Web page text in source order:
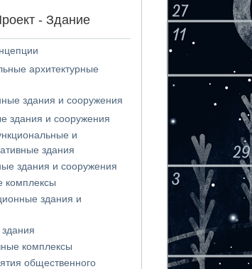
- Здание
архитектурные
здания и сооружения
здания и сооружения
и
здания
здания и сооружения
комплексы
здания и
комплексы
общественного